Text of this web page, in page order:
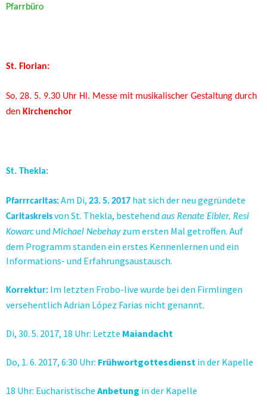
Pfarrbüro
St. Florian:
So, 28. 5. 9.30 Uhr Hl. Messe mit musikalischer Gestaltung durch
den Kirchenchor
St. Thekla:
Pfarrrcaritas:Am Di, 23.5.2017 hat sich der neu gegründete
Caritaskreisvon St. Thekla, bestehend aus Renate Eibler, Resi
Kowarcund Michael Nebehayzum ersten Mal getroffen. Auf
dem Programm standen ein erstes Kennenlernen und ein
Informations- und Erfahrungsaustausch.
Korrektur: Im letzten Frobo-live wurde bei den Firmlingen
versehentlich Adrian López Farias nicht genannt.
Di, 30. 5. 2017, 18 Uhr: Letzte Maiandacht
Do, 1. 6. 2017, 6:30 Uhr: Frühwortgottesdienst in der Kapelle
18 Uhr: Eucharistische Anbetung in der Kapelle